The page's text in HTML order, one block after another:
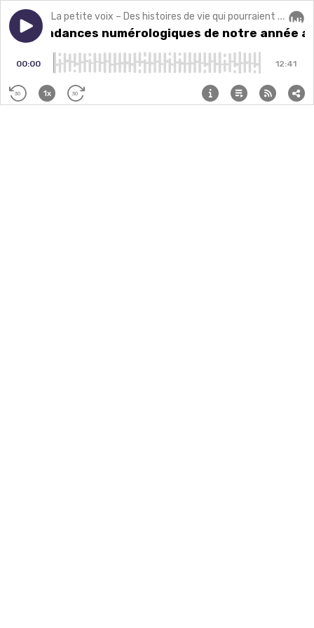
Play episodeLes tendances numérologiques de notre année
La petite voix – Des histoires de vie qui pourraient changer la vôtre.
Les tendances numérologiques de notre année
00:00 12:41
30 1x 30